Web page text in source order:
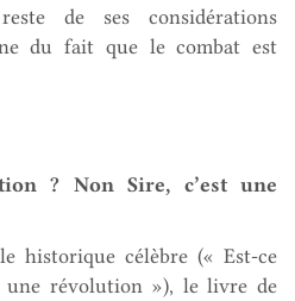
de ses considérations
du fait que le combat est
? Non Sire, c’est une
historique célèbre (« Est-ce
révolution »), le livre de